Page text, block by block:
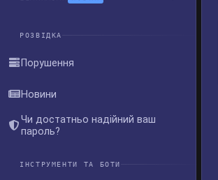
РОЗВІДКА
Порушення
Новини
Чи достатньо надійний ваш
пароль?
ІНСТРУМЕНТИ ТА БОТИ